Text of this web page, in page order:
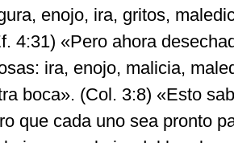
enojo, ira, gritos,
4:31) «Pero ahora
ira, enojo, malicia,
boca». (Col. 3:8) «Esto
que cada uno sea pronto